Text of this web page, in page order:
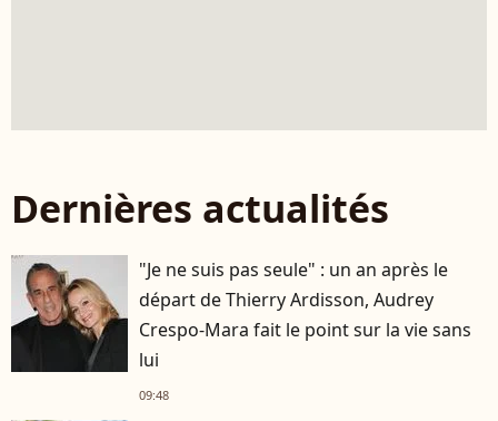
Dernières actualités
"Je ne suis pas seule" : un an après le
départ de Thierry Ardisson, Audrey
Crespo-Mara fait le point sur la vie sans
lui
09:48